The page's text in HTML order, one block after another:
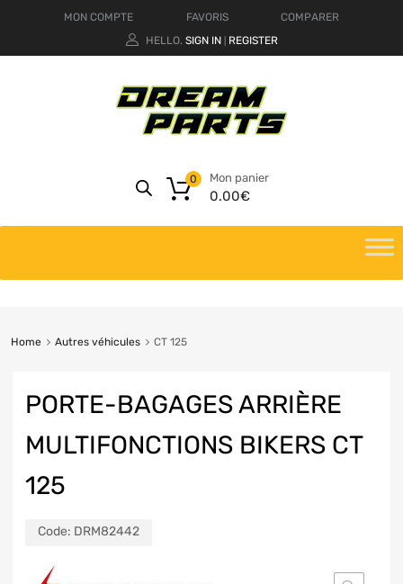
MON COMPTE FAVORIS
COMPARER
HELLO. SIGN IN REGISTER
Mon panier
0.00€
0
Home Autres véhicules CT 125
PORTE-BAGAGES ARRIÈRE
MULTIFONCTIONS BIKERS CT
125
Code: DRM82442